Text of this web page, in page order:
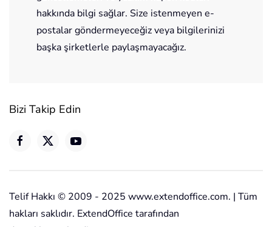
hakkında bilgi sağlar. Size istenmeyen e-
postalar göndermeyeceğiz veya bilgilerinizi
başka şirketlerle paylaşmayacağız.
Bizi Takip Edin
Telif Hakkı © 2009 - 2025 www.extendoffice.com. | Tüm
hakları saklıdır. ExtendOffice tarafından